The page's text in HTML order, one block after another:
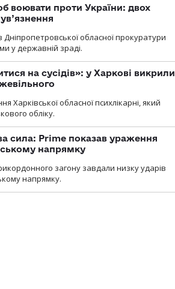
воювати проти України: двох
обласної прокуратури
у державній зраді.
на сусідів»: у Харкові викрили
Харківської обласної психлікарні, який
обліку.
сила: Prime показав ураження
напрямку
загону завдали низку ударів
напрямку.